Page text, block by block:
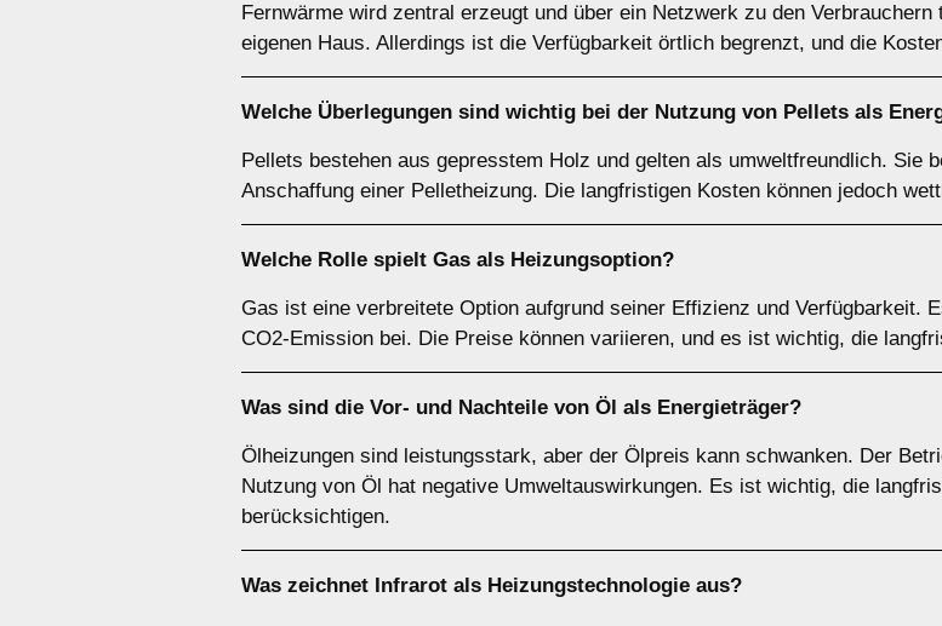
Fernwärme wird zentral erzeugt und über ein Netzwerk zu den
eigenen Haus. Allerdings ist die Verfügbarkeit örtlich begrenzt, und die
Welche Überlegungen sind wichtig bei der Nutzung von Pellets als
Pellets bestehen aus gepresstem Holz und gelten als umweltfreundlich. Sie
Anschaffung einer Pelletheizung. Die langfristigen Kosten können jedoch
Welche Rolle spielt Gas als Heizungsoption?
Gas ist eine verbreitete Option aufgrund seiner Effizienz und Verfügbarkeit.
CO2-Emission bei. Die Preise können variieren, und es ist wichtig, die
Was sind die Vor- und Nachteile von Öl als Energieträger?
Ölheizungen sind leistungsstark, aber der Ölpreis kann schwanken. Der
Nutzung von Öl hat negative Umweltauswirkungen. Es ist wichtig, die
berücksichtigen.
Was zeichnet Infrarot als Heizungstechnologie aus?